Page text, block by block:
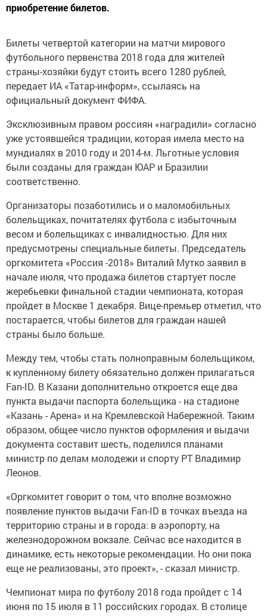
приобретение билетов.
Билеты четвертой категории на матчи мирового
футбольного первенства 2018 года для жителей
страны-хозяйки будут стоить всего 1280 рублей,
передает ИА «Татар-информ», ссылаясь на
официальный документ ФИФА.
Эксклюзивным правом россиян «наградили» согласно
уже устоявшейся традиции, которая имела место на
мундиалях в 2010 году и 2014-м. Льготные условия
были созданы для граждан ЮАР и Бразилии
соответственно.
Организаторы позаботились и о маломобильных
болельщиках, почитателях футбола с избыточным
весом и болельщиках с инвалидностью. Для них
предусмотрены специальные билеты. Председатель
оргкомитета «Россия -2018» Виталий Мутко заявил в
начале июля, что продажа билетов стартует после
жеребьевки финальной стадии чемпионата, которая
пройдет в Москве 1 декабря. Вице-премьер отметил, что
постарается, чтобы билетов для граждан нашей
страны было больше.
Между тем, чтобы стать полноправным болельщиком,
к купленному билету обязательно должен прилагаться
Fan-ID. В Казани дополнительно откроется еще два
пункта выдачи паспорта болельщика - на стадионе
«Казань - Арена» и на Кремлевской Набережной. Таким
образом, общее число пунктов оформления и выдачи
документа составит шесть, поделился планами
министр по делам молодежи и спорту РТ Владимир
Леонов.
«Оргкомитет говорит о том, что вполне возможно
появление пунктов выдачи Fan-ID в точках въезда на
территорию страны и в города: в аэропорту, на
железнодорожном вокзале. Сейчас все находится в
динамике, есть некоторые рекомендации. Но они пока
еще не реализованы, это проект», - сказал министр.
Чемпионат мира по футболу 2018 года пройдет с 14
июня по 15 июля в 11 российских городах. В столице